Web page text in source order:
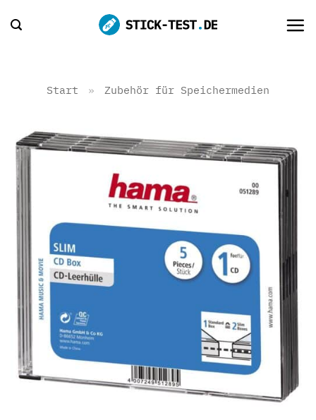
Inhalt
Start » Zubehör für Speichermedien